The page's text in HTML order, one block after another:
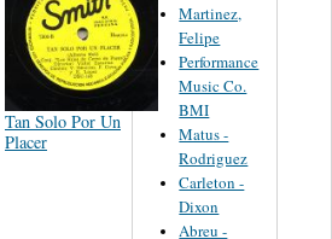
Tan Solo Por Un
Placer
Martinez,
Felipe
Performance
Music Co.
BMI
Matus -
Rodriguez
Carleton -
Dixon
Abreu -